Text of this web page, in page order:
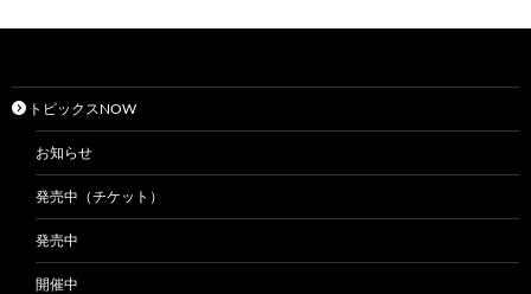
トピックスNOW
お知らせ
発売中（チケット）
発売中
開催中